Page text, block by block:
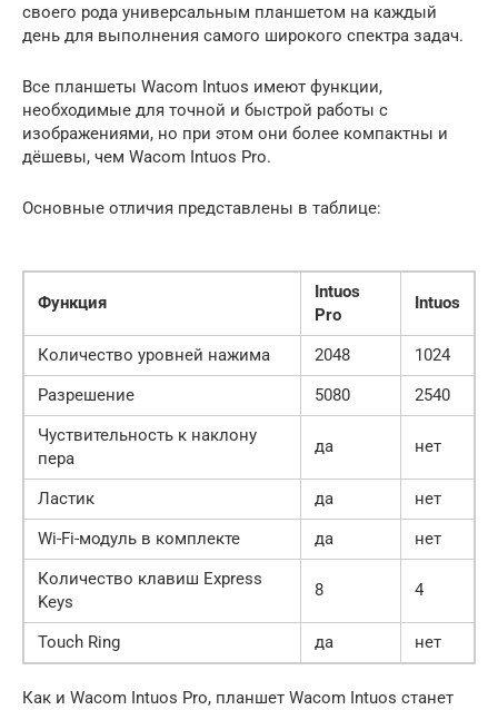
своего рода универсальным планшетом на каждый
день для выполнения самого широкого спектра задач.
Все планшеты Wacom Intuos имеют функции,
необходимые для точной и быстрой работы с
изображениями, но при этом они более компактны и
дёшевы, чем Wacom Intuos Pro.
Основные отличия представлены в таблице:
Функция
Intuos
Pro
Intuos
Количество уровней нажима 2048
1024
Разрешение
5080
2540
Чуствительность к наклону
пера
да нет
Ластик да
нет
Wi-Fi-модуль в комплекте
да
нет
Количество клавиш Express
Keys
8 4
Touch Ring да нет
Как и Wacom Intuos Pro, планшет Wacom Intuos станет